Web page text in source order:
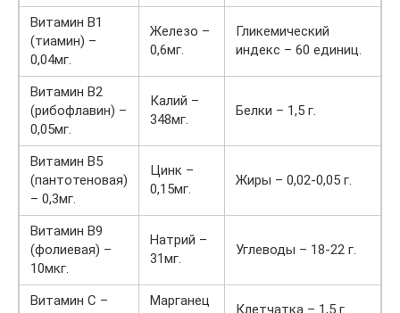
Витамин В1
(тиамин) –
0,04мг.
Железо –
0,6мг.
Гликемический
индекс – 60 единиц.
Витамин В2
(рибофлавин) –
0,05мг.
Калий –
348мг.
Белки – 1,5 г.
Витамин В5
(пантотеновая)
– 0,3мг.
Цинк –
0,15мг.
Жиры – 0,02-0,05 г.
Витамин В9
(фолиевая) –
10мкг.
Натрий –
31мг.
Углеводы – 18-22 г.
Витамин С –
Марганец
Клетчатка – 1,5 г.